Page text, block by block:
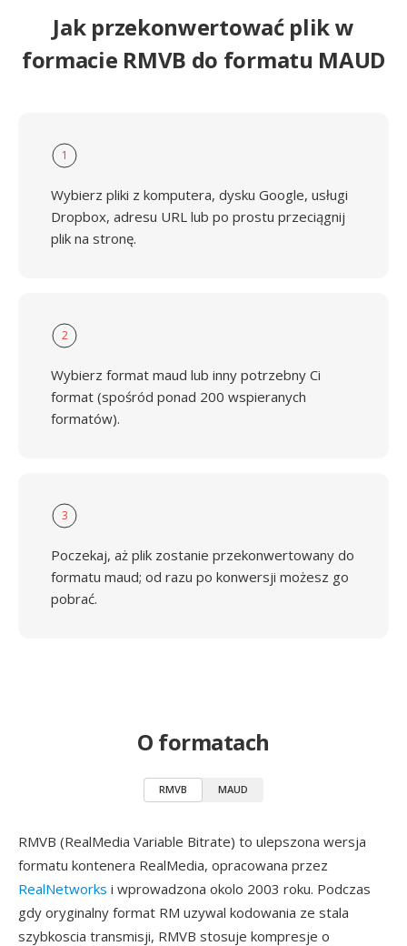
Jak przekonwertować plik w
formacie RMVB do formatu MAUD
1
Wybierz pliki z komputera, dysku Google, usługi
Dropbox, adresu URL lub po prostu przeciągnij
plik na stronę.
2
Wybierz format maud lub inny potrzebny Ci
format (spośród ponad 200 wspieranych
formatów).
3
Poczekaj, aż plik zostanie przekonwertowany do
formatu maud; od razu po konwersji możesz go
pobrać.
O formatach
RMVB MAUD
RMVB (RealMedia Variable Bitrate) to ulepszona wersja
formatu kontenera RealMedia, opracowana przez
RealNetworks i wprowadzona okolo 2003 roku. Podczas
gdy oryginalny format RM uzywal kodowania ze stala
szybkoscia transmisji, RMVB stosuje kompresje o